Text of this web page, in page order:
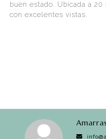
buen estado. Ubicada a
con excelentes vistas.